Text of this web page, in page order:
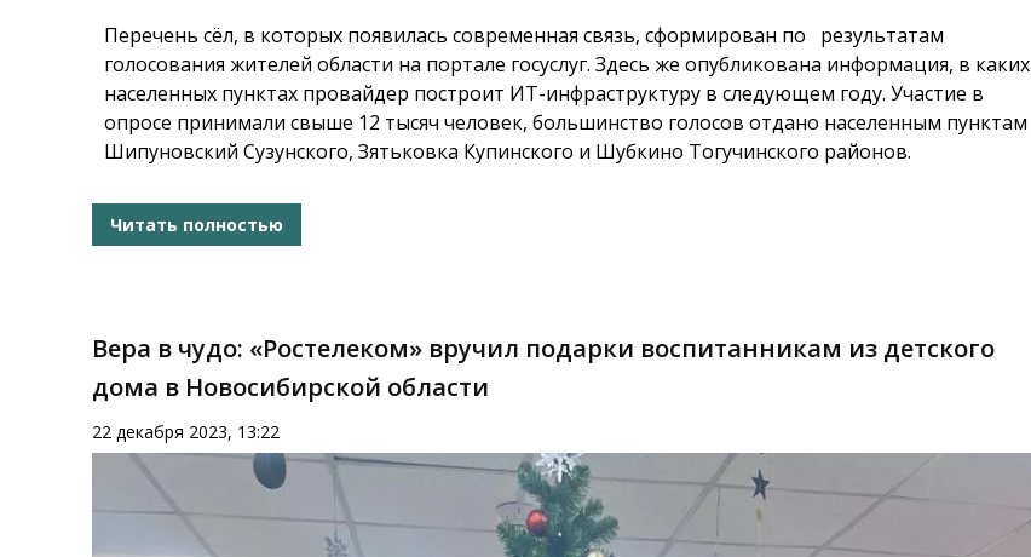
Перечень сёл, в которых появилась современная связь, сформирован по результатам
голосования жителей области на портале госуслуг. Здесь же опубликована информация, в каких
населенных пунктах провайдер построит ИТ-инфраструктуру в следующем году. Участие в
опросе принимали свыше 12 тысяч человек, большинство голосов отдано населенным пунктам
Шипуновский Сузунского, Зятьковка Купинского и Шубкино Тогучинского районов.
Читать полностью
Вера в чудо: «Ростелеком» вручил подарки воспитанникам из детского
дома в Новосибирской области
22 декабря 2023, 13:22